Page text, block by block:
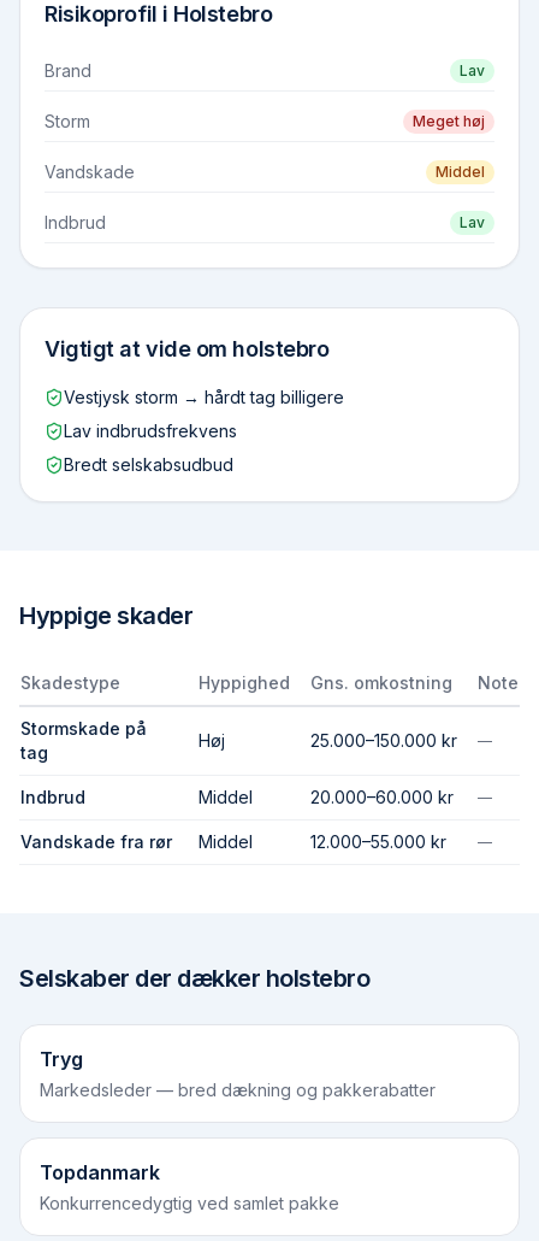
Risikoprofil i Holstebro
Brand Lav
Storm Meget høj
Vandskade Middel
Indbrud Lav
Vigtigt at vide om holstebro
Vestjysk storm → hårdt tag billigere
Lav indbrudsfrekvens
Bredt selskabsudbud
Hyppige skader
Skadestype Hyppighed Gns. omkostning Note
Stormskade på
tag
Høj 25.000–150.000 kr —
Indbrud Middel 20.000–60.000 kr —
Vandskade fra rør Middel 12.000–55.000 kr —
Selskaber der dækker holstebro
Tryg
Markedsleder — bred dækning og pakkerabatter
Topdanmark
Konkurrencedygtig ved samlet pakke